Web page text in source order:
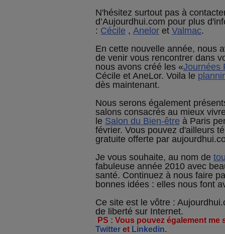
N'hésitez surtout pas à
d’Aujourdhui.com pour plus
: Cécile , Anelor et Valmac.
En cette nouvelle année, nous
de venir vous rencontrer dans
nous avons créé les «Journées
Cécile et AneLor. Voila le
dès maintenant.
Nous serons également
salons consacrés au mieux
le Salon du Bien-être à Paris
février. Vous pouvez d'ailleurs
gratuite offerte par
Je vous souhaite, au nom de
fabuleuse année 2010 avec
santé. Continuez à nous faire
bonnes idées : elles nous font
Ce site est le vôtre :
de liberté sur Internet.
PS : Vous pouvez également
Twitter et Linkedin.